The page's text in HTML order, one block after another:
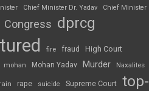
Chief Minister Dr. Yadav Chief Minister
Congress dprcg
fire fraud High Court
mohan Mohan Yadav Murder Naxalites
rain rape suicide Supreme Court top-